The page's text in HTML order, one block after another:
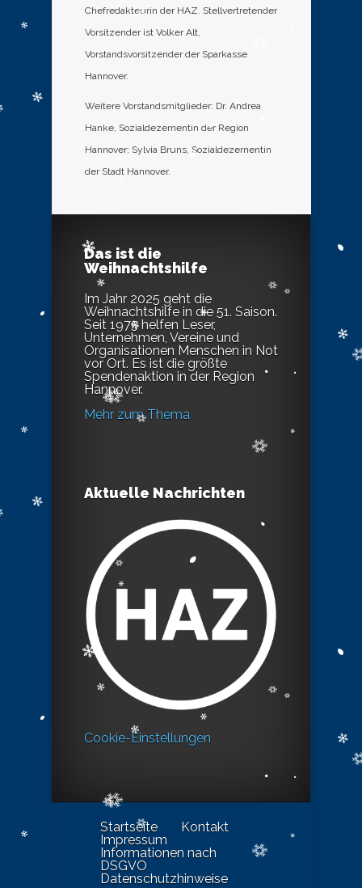
Chefredakteurin der HAZ. Stellvertretender
Vorsitzender ist Volker Alt,
Vorstandsvorsitzender der Sparkasse
Hannover.
Weitere Vorstandsmitglieder: Dr. Andrea
Hanke, Sozialdezernentin der Region
Hannover; Sylvia Bruns, Sozialdezernentin
der Stadt Hannover.
Das ist die
Weihnachtshilfe
Im Jahr 2025 geht die
Weihnachtshilfe in die 51. Saison.
Seit 1975 helfen Leser,
Unternehmen, Vereine und
Organisationen Menschen in Not
vor Ort. Es ist die größte
Spendenaktion in der Region
Hannover.
Mehr zum Thema
Aktuelle Nachrichten
Cookie-Einstellungen
Startseite
Kontakt
Impressum
Informationen nach
DSGVO
Datenschutzhinweise